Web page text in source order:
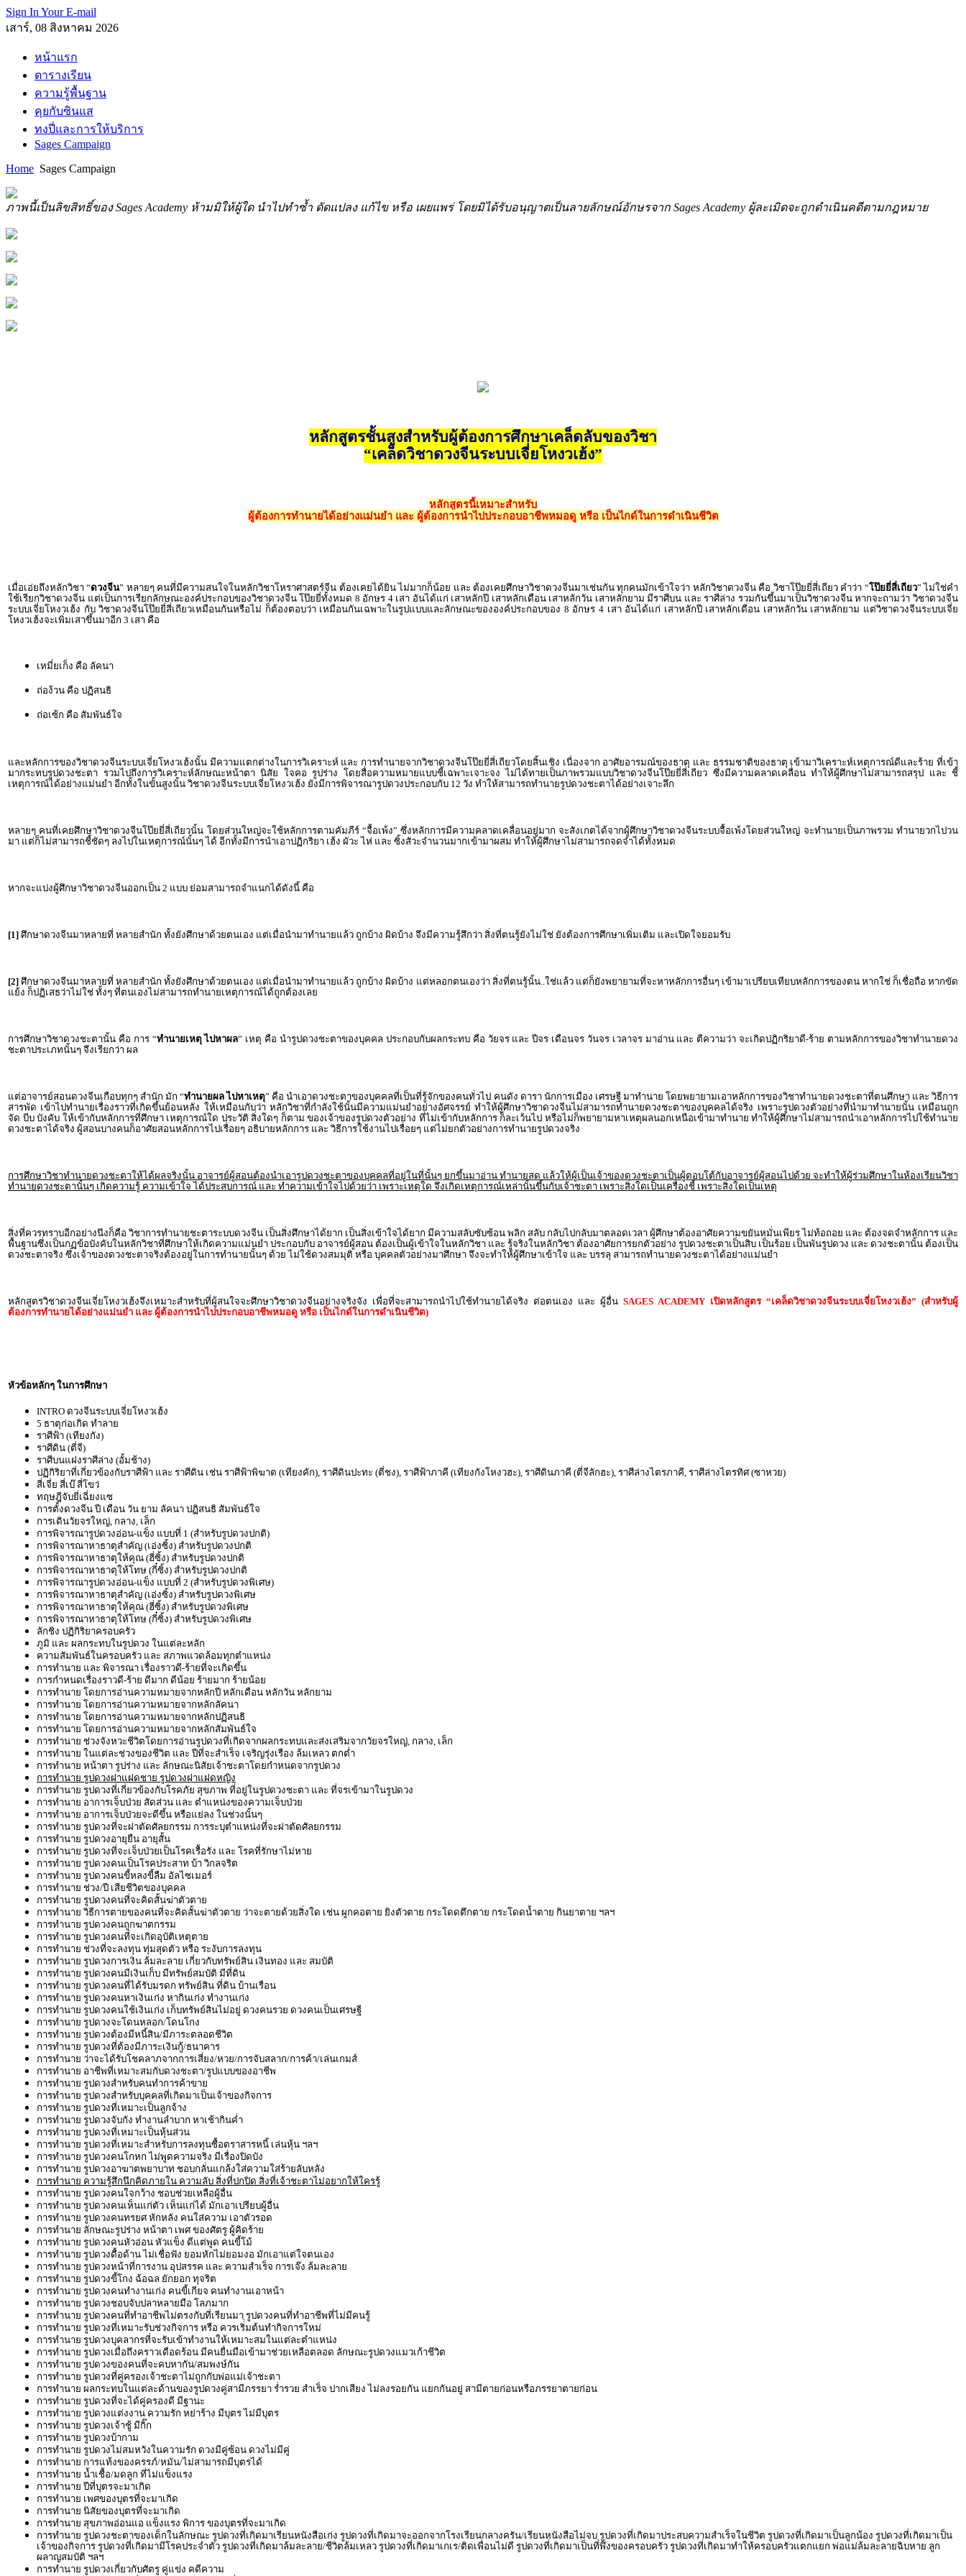
Sign In Your E-mail
เสาร์, 08 สิงหาคม 2026
หน้าแรก
ตารางเรียน
ความรู้พื้นฐาน
คุยกับซินแส
ทงปี่และการให้บริการ
Sages Campaign
Home Sages Campaign
ภาพนี้เป็นลิขสิทธิ์ของ Sages Academy ห้ามมิให้ผู้ใด นำไปทำซ้ำ ดัดแปลง แก้ไข หรือ เผยแพร่ โดยมิได้รับอนุญาตเป็นลายลักษณ์อักษรจาก Sages Academy ผู้ละเมิดจะถูกดำเนินคดีตามกฎหมาย
หลักสูตรชั้นสูงสำหรับผู้ต้องการศึกษาเคล็ดลับของวิชา
“เคล็ดวิชาดวงจีนระบบเจี่ยโหงวเฮ้ง”
หลักสูตรนี้เหมาะสำหรับ
ผู้ต้องการทำนายได้อย่างแม่นยำ และ ผู้ต้องการนำไปประกอบอาชีพหมอดู หรือ เป็นไกด์ในการดำเนินชีวิต
เมื่อเอ่ยถึงหลักวิชา “ดวงจีน” หลายๆ คนที่มีความสนใจในหลักวิชาโหราศาสตร์จีน ต้องเคยได้ยิน ไม่มากก็น้อย และ ต้องเคยศึกษาวิชาดวงจีนมาเช่นกัน ทุกคนมักเข้าใจว่า หลักวิชาดวงจีน คือ วิชาโป๊ยยี่สี่เถียว คำว่า “โป๊ยยี่สี่เถียว” ไม่ใช่คำ
ใช้เรียกวิชาดวงจีน แต่เป็นการเรียกลักษณะองค์ประกอบของวิชาดวงจีน โป๊ยยี่ทั้งหมด 8 อักษร 4 เสา อันได้แก่ เสาหลักปี เสาหลักเดือน เสาหลักวัน เสาหลักยาม มีราศีบน และ ราศีล่าง รวมกันขึ้นมาเป็นวิชาดวงจีน หากจะถามว่า วิชาดวงจีน
ระบบเจี่ยโหงวเฮ้ง กับ วิชาดวงจีนโป๊ยยี่สี่เถียวเหมือนกันหรือไม่ ก็ต้องตอบว่า เหมือนกันเฉพาะในรูปแบบและลักษณะขององค์ประกอบของ 8 อักษร 4 เสา อันได้แก่ เสาหลักปี เสาหลักเดือน เสาหลักวัน เสาหลักยาม แต่วิชาดวงจีนระบบเจี่ย
โหงวเฮ้งจะเพิ่มเสาขึ้นมาอีก 3 เสา คือ
เหมี่ยเก็ง คือ ลัคนา
ถ่อง้วน คือ ปฏิสนธิ
ถ่อเซ้ก คือ สัมพันธ์ใจ
และหลักการของวิชาดวงจีนระบบเจี่ยโหงวเฮ้งนั้น มีความแตกต่างในการวิเคราะห์ และ การทำนายจากวิชาดวงจีนโป๊ยยี่สี่เถียวโดยสิ้นเชิง เนื่องจาก อาศัยอารมณ์ของธาตุ และ ธรรมชาติของธาตุ เข้ามาวิเคราะห์เหตุการณ์ดีและร้าย ที่เข้า
มากระทบรูปดวงชะตา รวมไปถึงการวิเคราะห์ลักษณะหน้าตา นิสัย ใจคอ รูปร่าง โดยสื่อความหมายแบบชี้เฉพาะเจาะจง ไม่ได้ทายเป็นภาพรวมแบบวิชาดวงจีนโป๊ยยี่สี่เถียว ซึ่งมีความคลาดเคลื่อน ทำให้ผู้ศึกษาไม่สามารถสรุป และ ชี้
เหตุการณ์ได้อย่างแม่นยำ อีกทั้งในขั้นสูงนั้น วิชาดวงจีนระบบเจี่ยโหงวเฮ้ง ยังมีการพิจารณารูปดวงประกอบกับ 12 วัง ทำให้สามารถทำนายรูปดวงชะตาได้อย่างเจาะลึก
หลายๆ คนที่เคยศึกษาวิชาดวงจีนโป๊ยยี่สี่เถียวนั้น โดยส่วนใหญ่จะใช้หลักการตามคัมภีร์ “จื้อเพ้ง” ซึ่งหลักการมีความคลาดเคลื่อนอยู่มาก จะสังเกตได้จากผู้ศึกษาวิชาดวงจีนระบบจื้อเพ้งโดยส่วนใหญ่ จะทำนายเป็นภาพรวม ทำนายวกไปวน
มา แต่ก็ไม่สามารถชี้ชัดๆ ลงไปในเหตุการณ์นั้นๆ ได้ อีกทั้งมีการนำเอาปฏิกริยา เฮ้ง ผัวะ ไห่ และ ซิ้งสัวะจำนวนมากเข้ามาผสม ทำให้ผู้ศึกษาไม่สามารถจดจำได้ทั้งหมด
หากจะแบ่งผู้ศึกษาวิชาดวงจีนออกเป็น 2 แบบ ย่อมสามารถจำแนกได้ดังนี้ คือ
[1] ศึกษาดวงจีนมาหลายที่ หลายสำนัก ทั้งยังศึกษาด้วยตนเอง แต่เมื่อนำมาทำนายแล้ว ถูกบ้าง ผิดบ้าง จึงมีความรู้สึกว่า สิ่งที่ตนรู้ยังไม่ใช่ ยังต้องการศึกษาเพิ่มเติม และเปิดใจยอมรับ
[2] ศึกษาดวงจีนมาหลายที่ หลายสำนัก ทั้งยังศึกษาด้วยตนเอง แต่เมื่อนำมาทำนายแล้ว ถูกบ้าง ผิดบ้าง แต่หลอกตนเองว่า สิ่งที่ตนรู้นั้น..ใช่แล้ว แต่ก็ยังพยายามที่จะหาหลักการอื่นๆ เข้ามาเปรียบเทียบหลักการของตน หากใช่ ก็เชื่อถือ หากขัด
แย้ง ก็ปฏิเสธว่าไม่ใช่ ทั้งๆ ที่ตนเองไม่สามารถทำนายเหตุการณ์ได้ถูกต้องเลย
การศึกษาวิชาดวงชะตานั้น คือ การ “ทำนายเหตุ ไปหาผล” เหตุ คือ นำรูปดวงชะตาของบุคคล ประกอบกับผลกระทบ คือ วัยจร และ ปีจร เดือนจร วันจร เวลาจร มาอ่าน และ ตีความว่า จะเกิดปฏิกริยาดี-ร้าย ตามหลักการของวิชาทำนายดวง
ชะตาประเภทนั้นๆ จึงเรียกว่า ผล
แต่อาจารย์สอนดวงจีนเกือบทุกๆ สำนัก มัก “ทำนายผล ไปหาเหตุ” คือ นำเอาดวงชะตาของบุคคลที่เป็นที่รู้จักของคนทั่วไป คนดัง ดารา นักการเมือง เศรษฐี มาทำนาย โดยพยายามเอาหลักการของวิชาทำนายดวงชะตาที่ตนศึกษา และ วิธีการ
สารพัด เข้าไปทำนายเรื่องราวที่เกิดขึ้นย้อนหลัง ให้เหมือนกับว่า หลักวิชาที่กำลังใช้นั้นมีความแม่นยำอย่างอัศจรรย์ ทำให้ผู้ศึกษาวิชาดวงจีนไม่สามารถทำนายดวงชะตาของบุคคลได้จริง เพราะรูปดวงตัวอย่างที่นำมาทำนายนั้น เหมือนถูก
จัด บีบ บังคับ ให้เข้ากับหลักการที่ศึกษา เหตุการณ์ใด ประวัติ สิ่งใดๆ ก็ตาม ของเจ้าของรูปดวงตัวอย่าง ที่ไม่เข้ากับหลักการ ก็ละเว้นไป หรือไม่ก็พยายามหาเหตุผลนอกเหนือเข้ามาทำนาย ทำให้ผู้ศึกษาไม่สามารถนำเอาหลักการไปใช้ทำนาย
ดวงชะตาได้จริง ผู้สอนบางคนก็อาศัยสอนหลักการไปเรื่อยๆ อธิบายหลักการ และ วิธีการใช้งานไปเรื่อยๆ แต่ไม่ยกตัวอย่างการทำนายรูปดวงจริง
การศึกษาวิชาทำนายดวงชะตาให้ได้ผลจริงนั้น อาจารย์ผู้สอนต้องนำเอารูปดวงชะตาของบุคคลที่อยู่ในที่นั้นๆ ยกขึ้นมาอ่าน ทำนายสด แล้วให้ผู้เป็นเจ้าของดวงชะตาเป็นผู้ตอบโต้กับอาจารย์ผู้สอนไปด้วย จะทำให้ผู้ร่วมศึกษาในห้องเรียนวิชา
ทำนายดวงชะตานั้นๆ เกิดความรู้ ความเข้าใจ ได้ประสบการณ์ และ ทำความเข้าใจไปด้วยว่า เพราะเหตุใด จึงเกิดเหตุการณ์เหล่านั้นขึ้นกับเจ้าชะตา เพราะสิ่งใดเป็นเครื่องชี้ เพราะสิ่งใดเป็นเหตุ
สิ่งที่ควรทราบอีกอย่างนึงก็คือ วิชาการทำนายชะตาระบบดวงจีน เป็นสิ่งศึกษาได้ยาก เป็นสิ่งเข้าใจได้ยาก มีความสลับซับซ้อน พลิก สลับ กลับไปกลับมาตลอดเวลา ผู้ศึกษาต้องอาศัยความขยันหมั่นเพียร ไม่ท้อถอย และ ต้องจดจำหลักการ และ
พื้นฐานซึ่งเป็นกฏข้อบังคับในหลักวิชาที่ศึกษาให้เกิดความแม่นยำ ประกอบกับ อาจารย์ผู้สอน ต้องเป็นผู้เข้าใจในหลักวิชา และ รู้จริงในหลักวิชา ต้องอาศัยการยกตัวอย่าง รูปดวงชะตาเป็นสิบ เป็นร้อย เป็นพันรูปดวง และ ดวงชะตานั้น ต้องเป็น
ดวงชะตาจริง ซึ่งเจ้าของดวงชะตาจริงต้องอยู่ในการทำนายนั้นๆ ด้วย ไม่ใช้ดวงสมมุติ หรือ บุคคลตัวอย่างมาศึกษา จึงจะทำให้ผู้ศึกษาเข้าใจ และ บรรลุ สามารถทำนายดวงชะตาได้อย่างแม่นยำ
หลักสูตรวิชาดวงจีนเจี่ยโหงวเฮ้งจึงเหมาะสำหรับที่ผู้สนใจจะศึกษาวิชาดวงจีนอย่างจริงจัง เพื่อที่จะสามารถนำไปใช้ทำนายได้จริง ต่อตนเอง และ ผู้อื่น SAGES ACADEMY เปิดหลักสูตร “เคล็ดวิชาดวงจีนระบบเจี่ยโหงวเฮ้ง” (สำหรับผู้
ต้องการทำนายได้อย่างแม่นยำ และ ผู้ต้องการนำไปประกอบอาชีพหมอดู หรือ เป็นไกด์ในการดำเนินชีวิต)
หัวข้อหลักๆ ในการศึกษา
INTRO ดวงจีนระบบเจี่ยโหงวเฮ้ง
5 ธาตุก่อเกิด ทำลาย
ราศีฟ้า (เทียงกัง)
ราศีดิน (ตี่จี)
ราศีบนแฝงราศีล่าง (อั้มช้าง)
ปฏิกิริยาที่เกี่ยวข้องกับราศีฟ้า และ ราศีดิน เช่น ราศีฟ้าพิฆาต (เทียงคัก), ราศีดินปะทะ (ตี่ชง), ราศีฟ้าภาคี (เทียงกังโหงวฮะ), ราศีดินภาคี (ตี่จีลักฮะ), ราศีล่างไตรภาคี, ราศีล่างไตรทิศ (ซาหวย)
สี่เจี่ย สี่เบ๊ สี่โขว่
ทฤษฎีจับยี่เฉี่ยงแซ
การตั้งดวงจีน ปี เดือน วัน ยาม ลัคนา ปฏิสนธิ สัมพันธ์ใจ
การเดินวัยจรใหญ่, กลาง, เล็ก
การพิจารณารูปดวงอ่อน-แข็ง แบบที่ 1 (สำหรับรูปดวงปกติ)
การพิจารณาหาธาตุสำคัญ (เอ่งซิ้ง) สำหรับรูปดวงปกติ
การพิจารณาหาธาตุให้คุณ (ฮี่ซิ้ง) สำหรับรูปดวงปกติ
การพิจารณาหาธาตุให้โทษ (กี๋ซิ้ง) สำหรับรูปดวงปกติ
การพิจารณารูปดวงอ่อน-แข็ง แบบที่ 2 (สำหรับรูปดวงพิเศษ)
การพิจารณาหาธาตุสำคัญ (เอ่งซิ้ง) สำหรับรูปดวงพิเศษ
การพิจารณาหาธาตุให้คุณ (ฮี่ซิ้ง) สำหรับรูปดวงพิเศษ
การพิจารณาหาธาตุให้โทษ (กี๋ซิ้ง) สำหรับรูปดวงพิเศษ
ลักชิง ปฏิกิริยาครอบครัว
ภูมิ และ ผลกระทบในรูปดวง ในแต่ละหลัก
ความสัมพันธ์ในครอบครัว และ สภาพแวดล้อมทุกตำแหน่ง
การทำนาย และ พิจารณา เรื่องราวดี-ร้ายที่จะเกิดขึ้น
การกำหนดเรื่องราวดี-ร้าย ดีมาก ดีน้อย ร้ายมาก ร้ายน้อย
การทำนาย โดยการอ่านความหมายจากหลักปี หลักเดือน หลักวัน หลักยาม
การทำนาย โดยการอ่านความหมายจากหลักลัคนา
การทำนาย โดยการอ่านความหมายจากหลักปฏิสนธิ
การทำนาย โดยการอ่านความหมายจากหลักสัมพันธ์ใจ
การทำนาย ช่วงจังหวะชีวิตโดยการอ่านรูปดวงที่เกิดจากผลกระทบและส่งเสริมจากวัยจรใหญ่, กลาง, เล็ก
การทำนาย ในแต่ละช่วงของชีวิต และ ปีที่จะสำเร็จ เจริญรุ่งเรือง ล้มเหลว ตกต่ำ
การทำนาย หน้าตา รูปร่าง และ ลักษณะนิสัยเจ้าชะตาโดยกำหนดจากรูปดวง
การทำนาย รูปดวงฝาแฝดชาย รูปดวงฝาแฝดหญิง
การทำนาย รูปดวงที่เกี่ยวข้องกับโรคภัย สุขภาพ ที่อยู่ในรูปดวงชะตา และ ที่จรเข้ามาในรูปดวง
การทำนาย อาการเจ็บป่วย สัดส่วน และ ตำแหน่งของความเจ็บป่วย
การทำนาย อาการเจ็บป่วยจะดีขึ้น หรือแย่ลง ในช่วงนั้นๆ
การทำนาย รูปดวงที่จะผ่าตัดศัลยกรรม การระบุตำแหน่งที่จะผ่าตัดศัลยกรรม
การทำนาย รูปดวงอายุยืน อายุสั้น
การทำนาย รูปดวงที่จะเจ็บป่วยเป็นโรคเรื้อรัง และ โรคที่รักษาไม่หาย
การทำนาย รูปดวงคนเป็นโรคประสาท บ้า วิกลจริต
การทำนาย รูปดวงคนขี้หลงขี้ลืม อัลไซเมอร์
การทำนาย ช่วง/ปี เสียชีวิตของบุคคล
การทำนาย รูปดวงคนที่จะคิดสั้นฆ่าตัวตาย
การทำนาย วิธีการตายของคนที่จะคิดสั้นฆ่าตัวตาย ว่าจะตายด้วยสิ่งใด เช่น ผูกคอตาย ยิงตัวตาย กระโดดตึกตาย กระโดดน้ำตาย กินยาตาย ฯลฯ
การทำนาย รูปดวงคนถูกฆาตกรรม
การทำนาย รูปดวงคนที่จะเกิดอุบัติเหตุตาย
การทำนาย ช่วงที่จะลงทุน ทุ่มสุดตัว หรือ ระงับการลงทุน
การทำนาย รูปดวงการเงิน ล้มละลาย เกี่ยวกับทรัพย์สิน เงินทอง และ สมบัติ
การทำนาย รูปดวงคนมีเงินเก็บ มีทรัพย์สมบัติ มีที่ดิน
การทำนาย รูปดวงคนที่ได้รับมรดก ทรัพย์สิน ที่ดิน บ้านเรือน
การทำนาย รูปดวงคนหาเงินเก่ง หากินเก่ง ทำงานเก่ง
การทำนาย รูปดวงคนใช้เงินเก่ง เก็บทรัพย์สินไม่อยู่ ดวงคนรวย ดวงคนเป็นเศรษฐี
การทำนาย รูปดวงจะโดนหลอก/โดนโกง
การทำนาย รูปดวงต้องมีหนี้สิน/มีภาระตลอดชีวิต
การทำนาย รูปดวงที่ต้องมีภาระเงินกู้/ธนาคาร
การทำนาย ว่าจะได้รับโชคลาภจากการเสี่ยง/หวย/การจับสลาก/การค้า/เล่นเกมส์
การทำนาย อาชีพที่เหมาะสมกับดวงชะตา/รูปแบบของอาชีพ
การทำนาย รูปดวงสำหรับคนทำการค้าขาย
การทำนาย รูปดวงสำหรับบุคคลที่เกิดมาเป็นเจ้าของกิจการ
การทำนาย รูปดวงที่เหมาะเป็นลูกจ้าง
การทำนาย รูปดวงจับกัง ทำงานลำบาก หาเช้ากินค่ำ
การทำนาย รูปดวงที่เหมาะเป็นหุ้นส่วน
การทำนาย รูปดวงที่เหมาะสำหรับการลงทุนซื้อตราสารหนี้ เล่นหุ้น ฯลฯ
การทำนาย รูปดวงคนโกหก ไม่พูดความจริง มีเรื่องปิดบัง
การทำนาย รูปดวงอาฆาตพยาบาท ชอบกลั่นแกล้งใส่ความใส่ร้ายลับหลัง
การทำนาย ความรู้สึกนึกคิดภายใน ความลับ สิ่งที่ปกปิด สิ่งที่เจ้าชะตาไม่อยากให้ใครรู้
การทำนาย รูปดวงคนใจกว้าง ชอบช่วยเหลือผู้อื่น
การทำนาย รูปดวงคนเห็นแก่ตัว เห็นแก่ได้ มักเอาเปรียบผู้อื่น
การทำนาย รูปดวงคนทรยศ หักหลัง คนใส่ความ เอาตัวรอด
การทำนาย ลักษณะรูปร่าง หน้าตา เพศ ของศัตรู ผู้คิดร้าย
การทำนาย รูปดวงคนหัวอ่อน หัวแข็ง ดีแต่พูด คนขี้โม้
การทำนาย รูปดวงดื้อด้าน ไม่เชื่อฟัง ยอมหักไม่ยอมงอ มักเอาแต่ใจตนเอง
การทำนาย รูปดวงหน้าที่การงาน อุปสรรค และ ความสำเร็จ การเจ๊ง ล้มละลาย
การทำนาย รูปดวงขี้โกง ฉ้อฉล ยักยอก ทุจริต
การทำนาย รูปดวงคนทำงานเก่ง คนขี้เกียจ คนทำงานเอาหน้า
การทำนาย รูปดวงชอบจับปลาหลายมือ โลภมาก
การทำนาย รูปดวงคนที่ทำอาชีพไม่ตรงกับที่เรียนมา รูปดวงคนที่ทำอาชีพที่ไม่มีคนรู้
การทำนาย รูปดวงที่เหมาะรับช่วงกิจการ หรือ ควรเริ่่มต้นทำกิจการใหม่
การทำนาย รูปดวงบุคลากรที่จะรับเข้าทำงานให้เหมาะสมในแต่ละตำแหน่ง
การทำนาย รูปดวงเมื่อถึงคราวเดือดร้อน มีคนยื่นมือเข้ามาช่วยเหลือตลอด ลักษณะรูปดวงแมวเก้าชีวิต
การทำนาย รูปดวงของคนที่จะคบหากัน/สมพงษ์กัน
การทำนาย รูปดวงที่คู่ครองเจ้าชะตาไม่ถูกกับพ่อแม่เจ้าชะตา
การทำนาย ผลกระทบในแต่ละด้านของรูปดวงคู่สามีภรรยา ร่ำรวย สำเร็จ ปากเสียง ไม่ลงรอยกัน แยกกันอยู่ สามีตายก่อนหรือภรรยาตายก่อน
การทำนาย รูปดวงที่จะได้คู่ครองดี มีฐานะ
การทำนาย รูปดวงแต่งงาน ความรัก หย่าร้าง มีบุตร ไม่มีบุตร
การทำนาย รูปดวงเจ้าชู้ มีกิ๊ก
การทำนาย รูปดวงบ้ากาม
การทำนาย รูปดวงไม่สมหวังในความรัก ดวงมีคู่ซ้อน ดวงไม่มีคู่
การทำนาย การแท้งของครรภ์/หมัน/ไม่สามารถมีบุตรได้
การทำนาย น้ำเชื้อ/มดลูก ที่ไม่แข็งแรง
การทำนาย ปีที่บุตรจะมาเกิด
การทำนาย เพศของบุตรที่จะมาเกิด
การทำนาย นิสัยของบุตรที่จะมาเกิด
การทำนาย สุขภาพอ่อนแอ แข็งแรง พิการ ของบุตรที่จะมาเกิด
การทำนาย รูปดวงชะตาของเด็กในลักษณะ รูปดวงที่เกิดมาเรียนหนังสือเก่ง รูปดวงที่เกิดมาจะออกจากโรงเรียนกลางครัน/เรียนหนังสือไม่จบ รูปดวงที่เกิดมาประสบความสำเร็จในชีวิต รูปดวงที่เกิดมาเป็นลูกน้อง รูปดวงที่เกิดมาเป็น
เจ้าของกิจการ รูปดวงที่เกิดมามีโรคประจำตัว รูปดวงที่เกิดมาล้มละลาย/ชีวิตล้มเหลว รูปดวงที่เกิดมาเกเร/ติดเพื่อนไม่ดี รูปดวงที่เกิดมาเป็นที่พึ่งของครอบครัว รูปดวงที่เกิดมาทำให้ครอบครัวแตกแยก พ่อแม่ล้มละลายฉิบหาย ลูก
ผลาญสมบัติ ฯลฯ
การทำนาย รูปดวงเกี่ยวกับศัตรู คู่แข่ง คดีความ